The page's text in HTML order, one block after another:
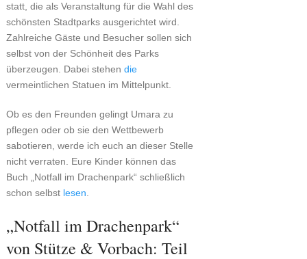
statt, die als Veranstaltung für die Wahl des
schönsten Stadtparks ausgerichtet wird.
Zahlreiche Gäste und Besucher sollen sich
selbst von der Schönheit des Parks
überzeugen. Dabei stehen die
vermeintlichen Statuen im Mittelpunkt.
Ob es den Freunden gelingt Umara zu
pflegen oder ob sie den Wettbewerb
sabotieren, werde ich euch an dieser Stelle
nicht verraten. Eure Kinder können das
Buch „Notfall im Drachenpark“ schließlich
schon selbst lesen
„Notfall im Drachenpark“
von Stütze & Vorbach: Teil